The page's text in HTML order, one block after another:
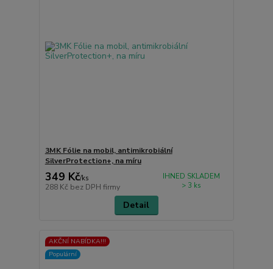
3MK Fólie na mobil, antimikrobiální
SilverProtection+, na míru
349 Kč/ks
288 Kč bez DPH firmy
IHNED SKLADEM
> 3 ks
Detail
AKČNÍ NABÍDKA!!!
Populární